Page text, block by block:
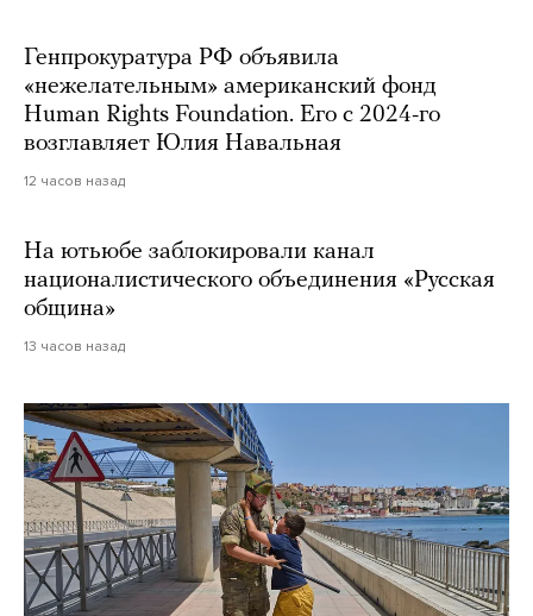
Генпрокуратура РФ объявила
«нежелательным» американский фонд
Human Rights Foundation. Его с 2024-го
возглавляет Юлия Навальная
12 часов назад
На ютьюбе заблокировали канал
националистического объединения «Русская
община»
13 часов назад